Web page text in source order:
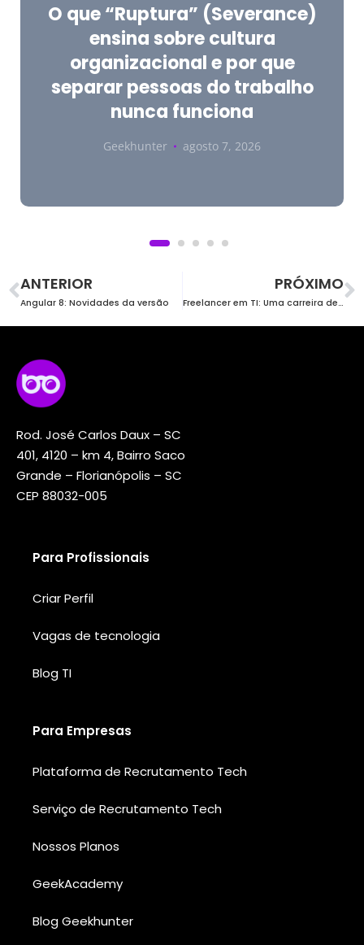
O que “Ruptura” (Severance)
ensina sobre cultura
organizacional e por que
separar pessoas do trabalho
nunca funciona
Geekhunter agosto 7, 2026
ANTERIOR
Angular 8: Novidades da versão
PRÓXIMO
Freelancer em TI: Uma carreira de liberdade e oportunidades
Rod. José Carlos Daux – SC
401, 4120 – km 4, Bairro Saco
Grande – Florianópolis – SC
CEP 88032-005
Para Profissionais
Criar Perfil
Vagas de tecnologia
Blog TI
Para Empresas
Plataforma de Recrutamento Tech
Serviço de Recrutamento Tech
Nossos Planos
GeekAcademy
Blog Geekhunter